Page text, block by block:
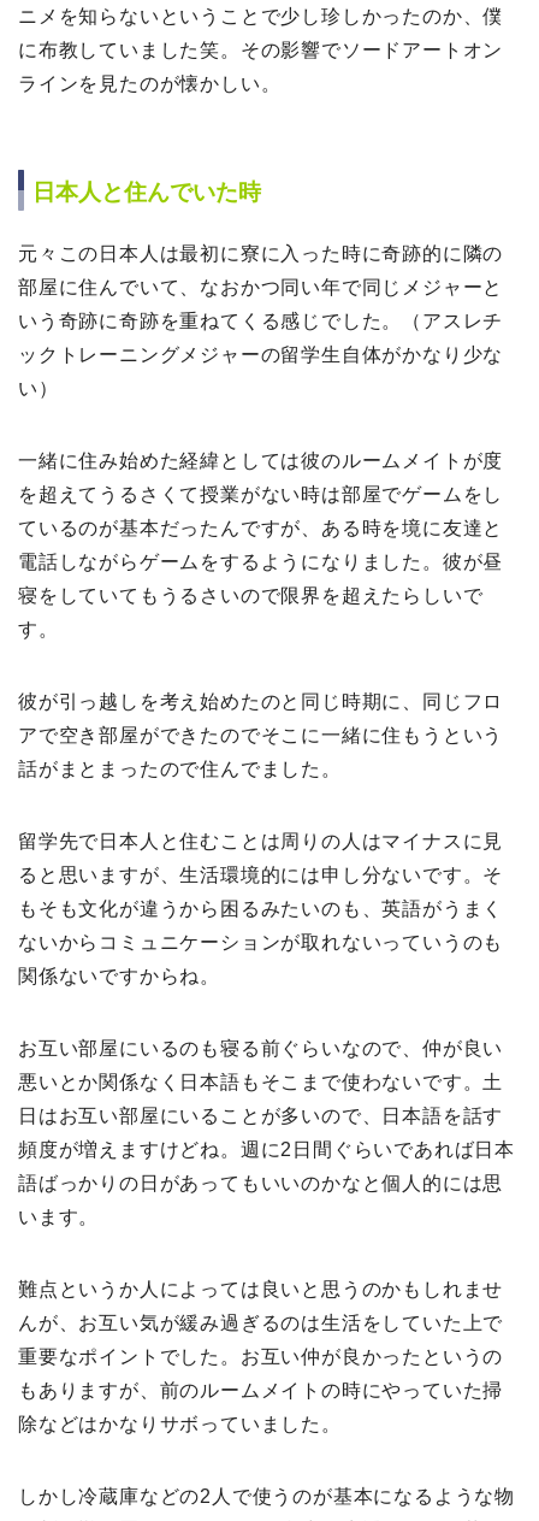
ニメを知らないということで少し珍しかったのか、僕
に布教していました笑。その影響でソードアートオン
ラインを見たのが懐かしい。
日本人と住んでいた時
元々この日本人は最初に寮に入った時に奇跡的に隣の
部屋に住んでいて、なおかつ同い年で同じメジャーと
いう奇跡に奇跡を重ねてくる感じでした。（アスレチ
ックトレーニングメジャーの留学生自体がかなり少な
い）
一緒に住み始めた経緯としては彼のルームメイトが度
を超えてうるさくて授業がない時は部屋でゲームをし
ているのが基本だったんですが、ある時を境に友達と
電話しながらゲームをするようになりました。彼が昼
寝をしていてもうるさいので限界を超えたらしいで
す。
彼が引っ越しを考え始めたのと同じ時期に、同じフロ
アで空き部屋ができたのでそこに一緒に住もうという
話がまとまったので住んでました。
留学先で日本人と住むことは周りの人はマイナスに見
ると思いますが、生活環境的には申し分ないです。そ
もそも文化が違うから困るみたいのも、英語がうまく
ないからコミュニケーションが取れないっていうのも
関係ないですからね。
お互い部屋にいるのも寝る前ぐらいなので、仲が良い
悪いとか関係なく日本語もそこまで使わないです。土
日はお互い部屋にいることが多いので、日本語を話す
頻度が増えますけどね。週に2日間ぐらいであれば日本
語ばっかりの日があってもいいのかなと個人的には思
います。
難点というか人によっては良いと思うのかもしれませ
んが、お互い気が緩み過ぎるのは生活をしていた上で
重要なポイントでした。お互い仲が良かったというの
もありますが、前のルームメイトの時にやっていた掃
除などはかなりサボっていました。
しかし冷蔵庫などの2人で使うのが基本になるような物